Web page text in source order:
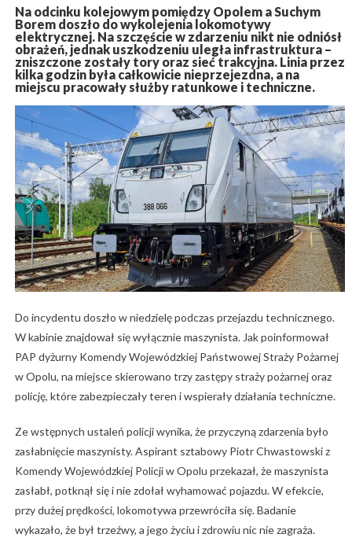
Na odcinku kolejowym pomiędzy Opolem a Suchym
Borem doszło do wykolejenia lokomotywy
elektrycznej. Na szczęście w zdarzeniu nikt nie odniósł
obrażeń, jednak uszkodzeniu uległa infrastruktura –
zniszczone zostały tory oraz sieć trakcyjna. Linia przez
kilka godzin była całkowicie nieprzejezdna, a na
miejscu pracowały służby ratunkowe i techniczne.
Do incydentu doszło w niedzielę podczas przejazdu technicznego.
W kabinie znajdował się wyłącznie maszynista. Jak poinformował
PAP dyżurny Komendy Wojewódzkiej Państwowej Straży Pożarnej
w Opolu, na miejsce skierowano trzy zastępy straży pożarnej oraz
policję, które zabezpieczały teren i wspierały działania techniczne.
Ze wstępnych ustaleń policji wynika, że przyczyną zdarzenia było
zasłabnięcie maszynisty. Aspirant sztabowy Piotr Chwastowski z
Komendy Wojewódzkiej Policji w Opolu przekazał, że maszynista
zasłabł, potknął się i nie zdołał wyhamować pojazdu. W efekcie,
przy dużej prędkości, lokomotywa przewróciła się. Badanie
wykazało, że był trzeźwy, a jego życiu i zdrowiu nic nie zagraża.